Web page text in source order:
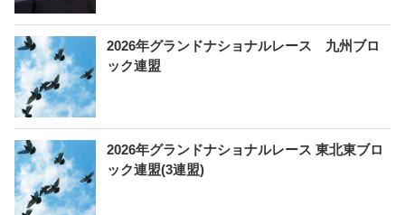
2026年グランドナショナルレース 九州ブロ
ック連盟
2026年グランドナショナルレース 東北東ブロ
ック連盟(3連盟)